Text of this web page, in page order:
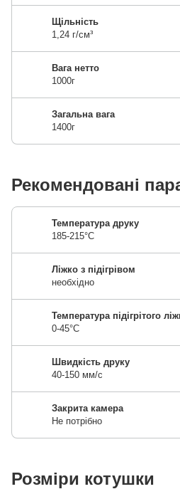
Щільність
1,24 г/см³
Вага нетто
1000г
Загальна вага
1400г
Рекомендовані
Температура друку
185-215°C
Ліжко з підігрівом
необхідно
Температура підігрітого
0-45°C
Швидкість друку
40-150 мм/с
Закрита камера
Не потрібно
Розміри котушки